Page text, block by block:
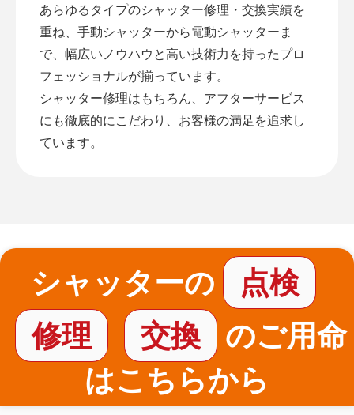
あらゆるタイプのシャッター修理・交換実績を
重ね、手動シャッターから電動シャッターま
で、幅広いノウハウと高い技術力を持ったプロ
フェッショナルが揃っています。
シャッター修理はもちろん、アフターサービス
にも徹底的にこだわり、お客様の満足を追求し
ています。
シャッターの
点検
修理
交換
のご用命
はこちらから